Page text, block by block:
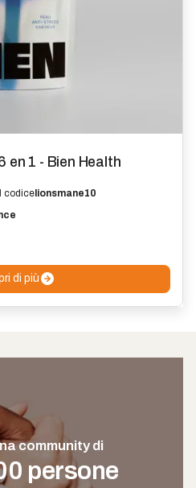
en 1 - Bien Health
codicelionsmane10
di più
community di
persone